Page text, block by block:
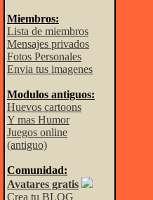
Miembros:
Lista de miembros
Mensajes privados
Fotos Personales
Envia tus imagenes
Modulos antiguos:
Huevos cartoons
Y mas Humor
Juegos online
(antiguo)
Comunidad:
Avatares gratis
Crea tu BLOG